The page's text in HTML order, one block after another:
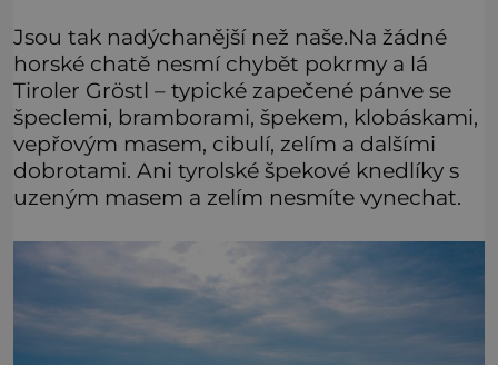
Jsou tak nadýchanější než naše.Na žádné
horské chatě nesmí chybět pokrmy a lá
Tiroler Gröstl – typické zapečené pánve se
špeclemi, bramborami, špekem, klobáskami,
vepřovým masem, cibulí, zelím a dalšími
dobrotami. Ani tyrolské špekové knedlíky s
uzeným masem a zelím nesmíte vynechat.